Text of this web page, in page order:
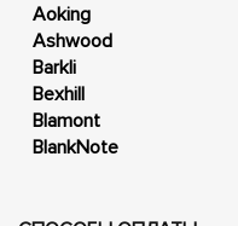
Aoking
Ashwood
Barkli
Bexhill
Blamont
BlankNote